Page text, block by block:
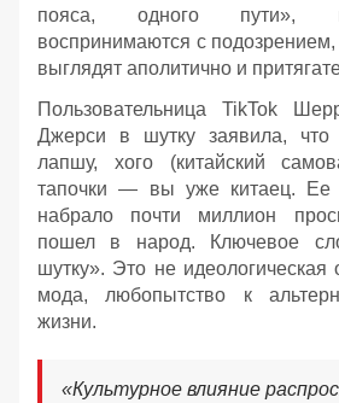
пояса, одного пути»,
воспринимаются с
выглядят аполитично и
Пользовательница TikTok
Джерси в шутку заявила,
лапшу, хого (китайский
тапочки — вы уже китаец. Ее
набрало почти миллион
пошел в народ. Ключевое
шутку». Это не идеологическая
мода, любопытство к
жизни.
«Культурное влияние